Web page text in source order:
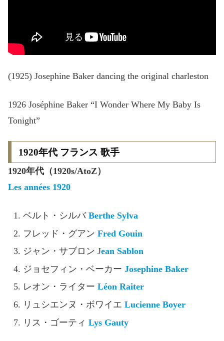
(1925) Josephine Baker dancing the original charleston
1926 Joséphine Baker “I Wonder Where My Baby Is
Tonight”
1920年代 フランス 歌手
1920年代（1920s/AtoZ）
Les années 1920
ベルト・シルバ Berthe Sylva
フレッド・グアン Fred Gouin
ジャン・サブロン Jean Sablon
ジョセフィン・ベーカー Josephine Baker
レオン・ライター Léon Raiter
リュシエンヌ・ボワイエ Lucienne Boyer
リス・ゴーティ Lys Gauty